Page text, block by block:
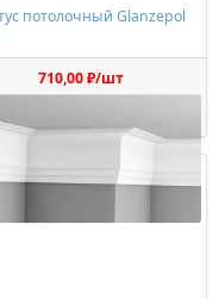
потолочный Glanzepol
710,00 ₽/шт